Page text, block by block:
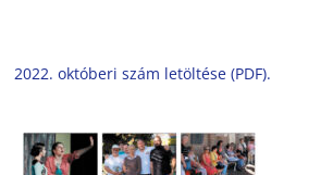
2022. októberi szám letöltése (PDF).